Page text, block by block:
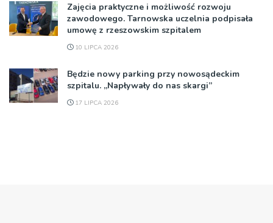
Zajęcia praktyczne i możliwość rozwoju
zawodowego. Tarnowska uczelnia podpisała
umowę z rzeszowskim szpitalem
10 LIPCA 2026
Będzie nowy parking przy nowosądeckim
szpitalu. „Napływały do nas skargi”
17 LIPCA 2026